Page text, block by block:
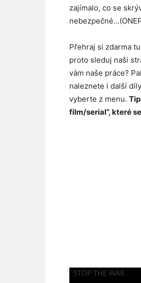
zajímalo, co se
Přehraj si zdarma
proto sleduj naši
vám naše práce?
naleznete i další
vyberte z menu.
film/serial“, které